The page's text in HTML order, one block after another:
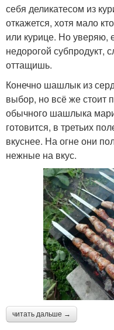
себя деликатесом из
откажется, хотя мало
или курице. Но уверяю,
недорогой субпродукт,
оттащишь.
Конечно шашлык из
выбор, но всё же стоит
обычного шашлыка
готовится, в третьих
вкуснее. На огне они
нежные на вкус.
читать дальше →